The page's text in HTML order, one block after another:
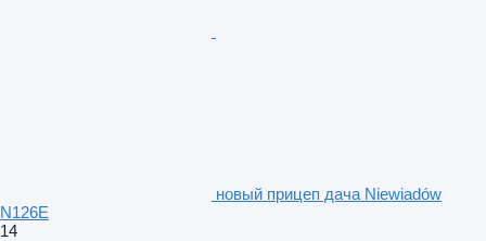
новый прицеп дача Niewiadów
N126E
14